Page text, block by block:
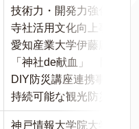
技術力・開発力強化推
寺社活用文化向上事業
愛知産業大学伊藤庸一郎
「神社de献血」 開始
DIY防災講座連携事業
持続可能な観光防災企
神戸情報大学院大学と